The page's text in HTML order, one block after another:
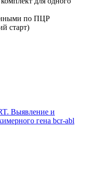
Выявление и
гена bcr-abl